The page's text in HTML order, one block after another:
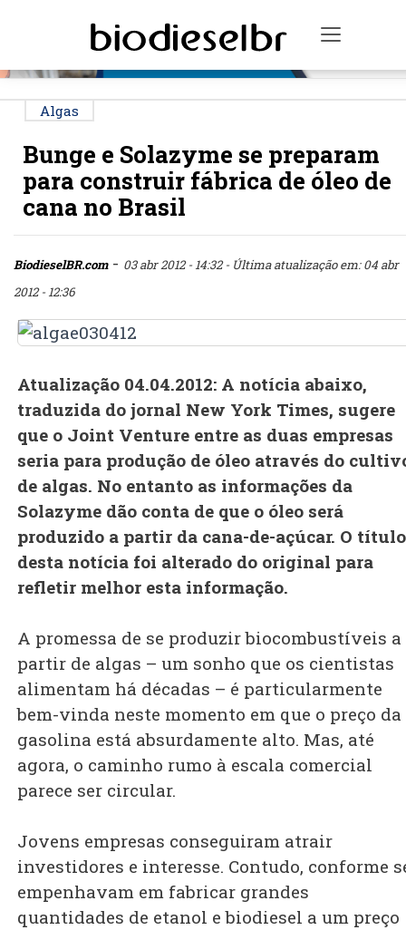
Toggle
Algas
Bunge e Solazyme se preparam
para construir fábrica de óleo de
cana no Brasil
BiodieselBR.com- 03 abr 2012 - 14:32- Última atualização em: 04 abr
2012 - 12:36
Atualização 04.04.2012: A notícia abaixo,
traduzida do jornal New York Times, sugere
que o Joint Venture entre as duas empresas
seria para produção de óleo através do
de algas. No entanto as informações da
Solazyme dão conta de que o óleo será
produzido a partir da cana-de-açúcar. O título
desta notícia foi alterado do original para
refletir melhor esta informação.
A promessa de se produzir biocombustíveis a
partir de algas – um sonho que os cientistas
alimentam há décadas – é particularmente
bem-vinda neste momento em que o preço da
gasolina está absurdamente alto. Mas, até
agora, o caminho rumo à escala comercial
parece ser circular.
Jovens empresas conseguiram atrair
investidores e interesse. Contudo, conforme
empenhavam em fabricar grandes
quantidades de etanol e biodiesel a um preço